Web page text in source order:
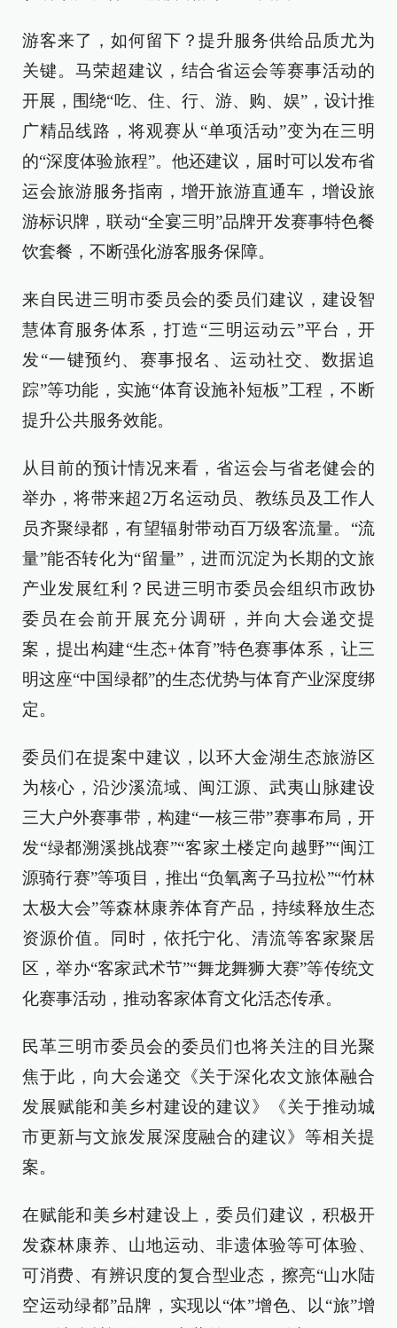
游客来了，如何留下？提升服务供给品质尤为
关键。马荣超建议，结合省运会等赛事活动的
开展，围绕“吃、住、行、游、购、娱”，设计推
广精品线路，将观赛从“单项活动”变为在三明
的“深度体验旅程”。他还建议，届时可以发布省
运会旅游服务指南，增开旅游直通车，增设旅
游标识牌，联动“全宴三明”品牌开发赛事特色餐
饮套餐，不断强化游客服务保障。
来自民进三明市委员会的委员们建议，建设智
慧体育服务体系，打造“三明运动云”平台，开
发“一键预约、赛事报名、运动社交、数据追
踪”等功能，实施“体育设施补短板”工程，不断
提升公共服务效能。
从目前的预计情况来看，省运会与省老健会的
举办，将带来超2万名运动员、教练员及工作人
员齐聚绿都，有望辐射带动百万级客流量。“流
量”能否转化为“留量”，进而沉淀为长期的文旅
产业发展红利？民进三明市委员会组织市政协
委员在会前开展充分调研，并向大会递交提
案，提出构建“生态+体育”特色赛事体系，让三
明这座“中国绿都”的生态优势与体育产业深度绑
定。
委员们在提案中建议，以环大金湖生态旅游区
为核心，沿沙溪流域、闽江源、武夷山脉建设
三大户外赛事带，构建“一核三带”赛事布局，开
发“绿都溯溪挑战赛”“客家土楼定向越野”“闽江
源骑行赛”等项目，推出“负氧离子马拉松”“竹林
太极大会”等森林康养体育产品，持续释放生态
资源价值。同时，依托宁化、清流等客家聚居
区，举办“客家武术节”“舞龙舞狮大赛”等传统文
化赛事活动，推动客家体育文化活态传承。
民革三明市委员会的委员们也将关注的目光聚
焦于此，向大会递交《关于深化农文旅体融合
发展赋能和美乡村建设的建议》《关于推动城
市更新与文旅发展深度融合的建议》等相关提
案。
在赋能和美乡村建设上，委员们建议，积极开
发森林康养、山地运动、非遗体验等可体验、
可消费、有辨识度的复合型业态，擦亮“山水陆
空运动绿都”品牌，实现以“体”增色、以“旅”增